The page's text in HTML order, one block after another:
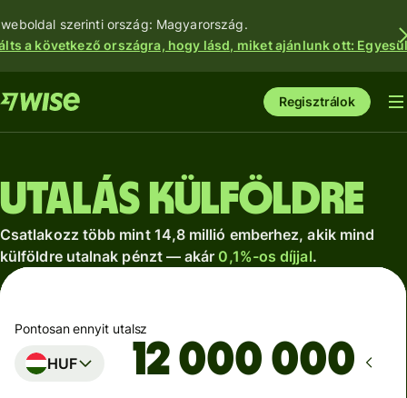
szerinti ország: Magyarország.
a következő országra, hogy lásd, miket ajánlunk ott:
Regisztrálok
Utalás külföldre
Csatlakozz több mint 14,8 millió emberhez, akik mind
külföldre utalnak pénzt — akár 0,1%-os díjjal.
Pontosan ennyit utalsz
HUF